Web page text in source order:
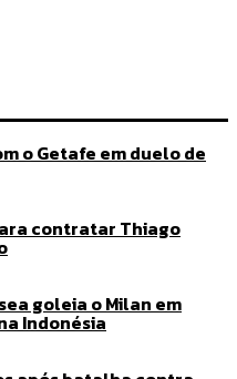
o Getafe em duelo de
contratar Thiago
goleia o Milan em
Indonésia